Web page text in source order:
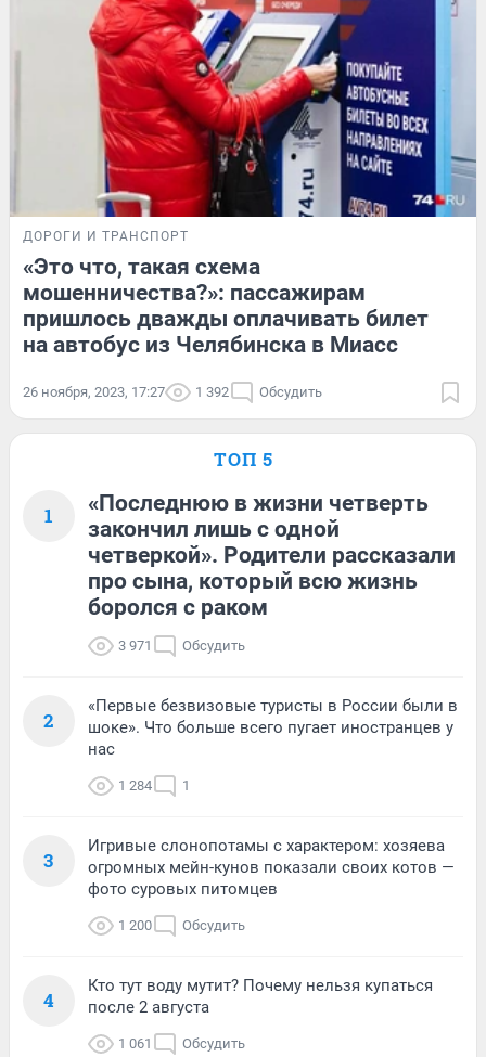
ДОРОГИ И ТРАНСПОРТ
«Это что, такая схема
мошенничества?»: пассажирам
пришлось дважды оплачивать билет
на автобус из Челябинска в Миасс
26 ноября, 2023, 17:27 1 392 Обсудить
ТОП 5
1
«Последнюю в жизни четверть
закончил лишь с одной
четверкой». Родители рассказали
про сына, который всю жизнь
боролся с раком
3 971 Обсудить
2
«Первые безвизовые туристы в России были в
шоке». Что больше всего пугает иностранцев у
нас
1 284 1
3
Игривые слонопотамы с характером: хозяева
огромных мейн-кунов показали своих котов —
фото суровых питомцев
1 200 Обсудить
4
Кто тут воду мутит? Почему нельзя купаться
после 2 августа
1 061 Обсудить